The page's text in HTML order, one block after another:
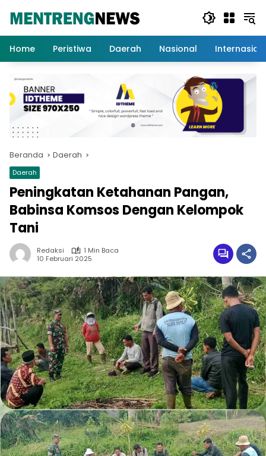
Home
Peristiwa Daerah Nasional
Beranda Daerah
Daerah
Peningkatan Ketahanan Pangan,
Babinsa Komsos Dengan Kelompok
Tani
Redaksi
1 Min Baca
10 Februari 2025